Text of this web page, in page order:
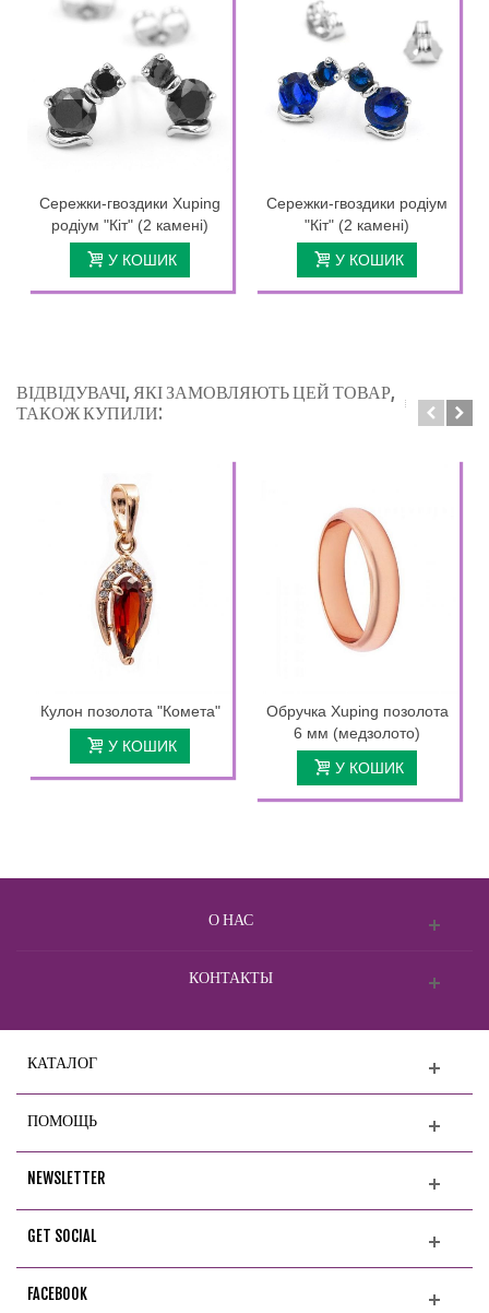
Сережки-гвоздики Xuping
родіум "Кіт" (2 камені)
У КОШИК
Сережки-гвоздики родіум
"Кіт" (2 камені)
У КОШИК
ВІДВІДУВАЧІ, ЯКІ ЗАМОВЛЯЮТЬ ЦЕЙ ТОВАР,
ТАКОЖ КУПИЛИ:
Кулон позолота "Комета"
У КОШИК
Обручка Xuping позолота
6 мм (медзолото)
У КОШИК
О НАС
КОНТАКТЫ
КАТАЛОГ
ПОМОЩЬ
NEWSLETTER
GET SOCIAL
FACEBOOK